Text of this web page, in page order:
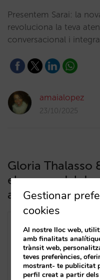
Presentem Sarai: la
revoluciona la teva
conversacional i
amaialopez
23/10/2025
Gloria Thalasso
el seu model de
assolir un 45%
Gestionar
cookies
Al nostre lloc web,
amb finalitats
trànsit web,
teves preferències,
mostrant- te publicitat
perfil creat a partir